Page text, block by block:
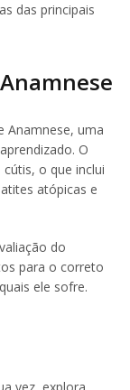
das principais
Anamnese, uma
O
o que inclui
atópicas e
do
para o correto
ele sofre.
vez, explora